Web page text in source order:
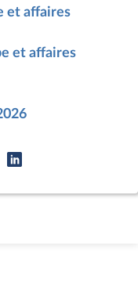
et affaires
et affaires